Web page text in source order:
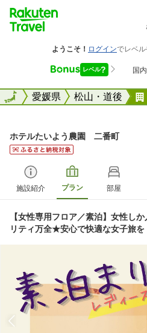
全国愛媛県 松山・道後
全国
ホテルたいよう農園 二番町
施設紹介 プラン 部屋
【女性専用フロア／素泊】女性し
リティ万全★安心で快適な女子旅を